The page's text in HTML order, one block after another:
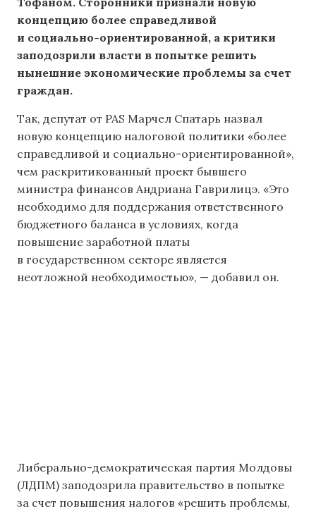
концепцию более справедливой
и социально-ориентированной, а критики
заподозрили власти в попытке решить
нынешние экономические проблемы за счет
граждан.
Так, депутат от PAS Марчел Спатарь назвал
новую концепцию налоговой политики «более
справедливой и социально-ориентированной»,
чем раскритикованный проект бывшего
министра финансов Андриана Гаврилицэ. «Это
необходимо для поддержания ответственного
бюджетного баланса в условиях, когда
повышение заработной платы
в государственном секторе является
неотложной необходимостью», — добавил он.
Либерально-демократическая партия Молдовы
(ЛДПМ) заподозрила правительство в попытке
за счет повышения налогов «решить проблемы,